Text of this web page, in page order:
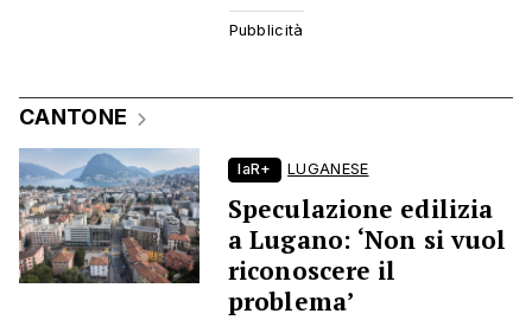
CANTONE
laR+ LUGANESE
Speculazione edilizia
a Lugano: ‘Non si vuol
riconoscere il
problema’